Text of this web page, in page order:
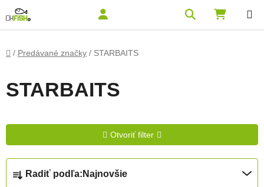
Domov
/ Predávané značky / STARBAITS
STARBAITS
Otvoriť filter
Radenie produktov
Radiť podľa: Najnovšie